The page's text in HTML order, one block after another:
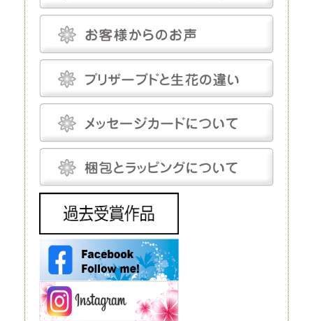
るのですが、メンテナンスフリーというわけではありません。
温度と湿度に対してはデリケートで、これらについてはしっかり管理しな
いと、ヒビや色あせなどの発生を招きます。しかし、エアコンをつけっぱ
なしにして完全管理する必要はなく、気にしてあげる程度で十分です。
プリザーブドフラワーにとって最適な温度は18～25℃程度、湿度は30～
50％程度です。プリザーブドフラワーは基本的に「花」を加工したもの
で、茎は後付けになります。そのため、小さなお供え花から豪華なディス
プレイまで、さまざまな用途で使えます。
生花
ザーブドフラワーと比較するとなると「切り花」になるでしょう。生花の
魅力は、やはりその生命感です。
元々、寿命が短いということもあり、一生懸命手をかけても、多くの場
合、1～2週間で寿命を迎えてしまうことは生花の宿命ではありますが、
スプレイとして使われることもありますが、お花の種類によってはとても
高価で、また、当然ながら長期間飾ることはできません。
造花は、実在するお花をモチーフにして作られる人工的なお花です。人工
ブドフラワーが原材料に生花を使うのに対し、造花は化学繊維やワイヤー
などを使いますので、まったく性質が異なります。
インテリアやフラワーアレンジメントにもよく利用されており、高いクオ
リティを持つ造花は、値段も高い代わりに驚くほど繊細です。それでも、
ルックスや質感については、やはりほかの花と比較するものではありませ
ん。 もちろん、何も手をかけなくても美しさを保ってくれるということ
は、この造花の大きなメリットだといえるでしょう。
ドライフラワー
ドライフラワーは、プリザーブドフラワー同様、生花から作られるお花で